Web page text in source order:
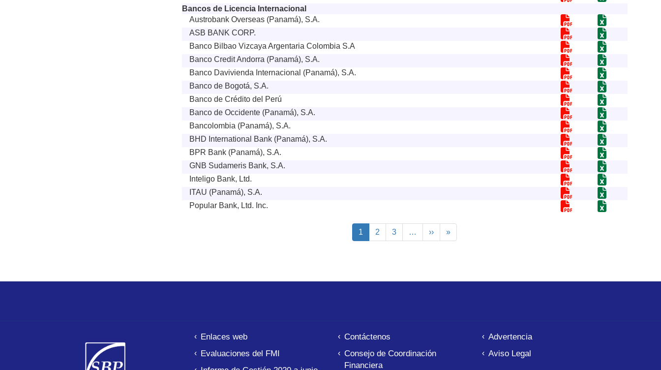
Bancos de Licencia Internacional
Austrobank Overseas (Panamá), S.A.
ASB BANK CORP.
Banco Bilbao Vizcaya Argentaria Colombia S.A
Banco Credit Andorra (Panamá), S.A.
Banco Davivienda Internacional (Panamá), S.A.
Banco de Bogotá, S.A.
Banco de Crédito del Perú
Banco de Occidente (Panamá), S.A.
Bancolombia (Panamá), S.A.
BHD International Bank (Panamá), S.A.
BPR Bank (Panamá), S.A.
GNB Sudameris Bank, S.A.
Inteligo Bank, Ltd.
ITAU (Panamá), S.A.
Popular Bank, Ltd. Inc.
Página
actual
1 Page
2 Page
3 …
Siguiente
página
››
Última
página
»
Enlaces web
Evaluaciones del FMI
Contáctenos
Consejo de Coordinación
Financiera
Advertencia
Aviso Legal